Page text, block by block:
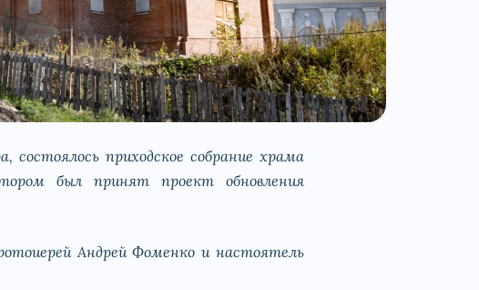
состоялось приходское собрание храма
был принят проект обновления
Андрей Фоменко и настоятель